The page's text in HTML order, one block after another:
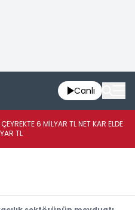
Canlı
6 MİLYAR TL NET KAR ELDE
TL